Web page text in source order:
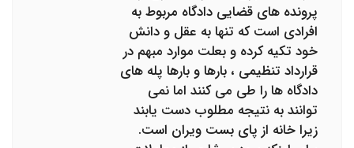
پرونده های قضایی دادگاه مربوط به
افرادی است که تنها به عقل و دانش
خود تکیه کرده و بعلت موارد مبهم در
قرارداد تنظیمی ، بارها و بارها پله های
دادگاه ها را طی می کنند اما نمی
توانند به نتیجه مطلوب دست یابند
زیرا خانه از پای بست ویران است.